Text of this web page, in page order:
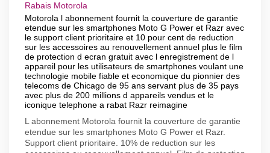
Rabais Motorola
Motorola l abonnement fournit la couverture de garantie
etendue sur les smartphones Moto G Power et Razr avec
le support client prioritaire et 10 pour cent de reduction
sur les accessoires au renouvellement annuel plus le film
de protection d ecran gratuit avec l enregistrement de l
appareil pour les utilisateurs de smartphones voulant une
technologie mobile fiable et economique du pionnier des
telecoms de Chicago de 95 ans servant plus de 35 pays
avec plus de 200 millions d appareils vendus et le
iconique telephone a rabat Razr reimagine
L abonnement Motorola fournit la couverture de garantie
etendue sur les smartphones Moto G Power et Razr.
Support client prioritaire. 10% de reduction sur les